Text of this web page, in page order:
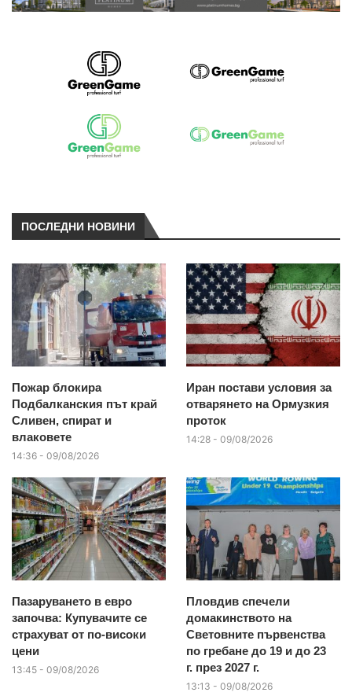
ПОСЛЕДНИ НОВИНИ
Пожар блокира
Подбалканския път край
Сливен, спират и
влаковете
14:36 - 09/08/2026
Иран постави условия за
отварянето на Ормузкия
проток
14:28 - 09/08/2026
Пазаруването в евро
започва: Купувачите се
страхуват от по-високи
цени
13:45 - 09/08/2026
Пловдив спечели
домакинството на
Световните първенства
по гребане до 19 и до 23
г. през 2027 г.
13:13 - 09/08/2026